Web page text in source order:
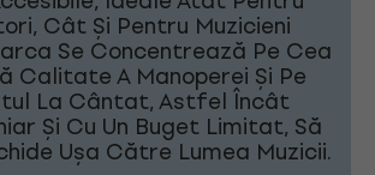
Cât Și Pentru Muzicieni
Se Concentrează Pe Cea
Calitate A Manoperei Și Pe
La Cântat, Astfel Încât
Și Cu Un Buget Limitat, Să
Ușa Către Lumea Muzicii.